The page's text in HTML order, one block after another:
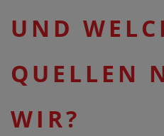
UND
QUELLEN
WIR?